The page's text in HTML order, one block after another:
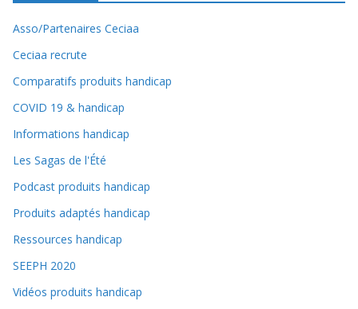
Asso/Partenaires Ceciaa
Ceciaa recrute
Comparatifs produits handicap
COVID 19 & handicap
Informations handicap
Les Sagas de l'Été
Podcast produits handicap
Produits adaptés handicap
Ressources handicap
SEEPH 2020
Vidéos produits handicap